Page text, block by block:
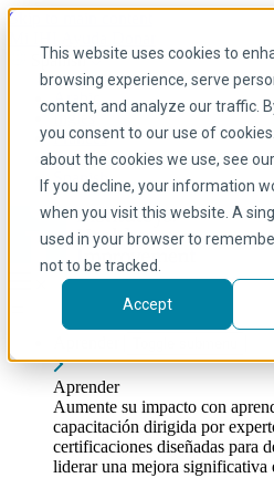
This website uses cookies to
browsing experience, serve
content, and analyze our traffic.
you consent to our use of
about the cookies we use, see our
If you decline, your information
when you visit this website. A
used in your browser to
not to be tracked.
Accept
Skip to main content
Spanish
Arabic
Inglés
Francés
Portuguese
Spanish
Aprender
Aumente su impacto con
capacitación dirigida por
certificaciones diseñadas para
liderar una mejora significativa